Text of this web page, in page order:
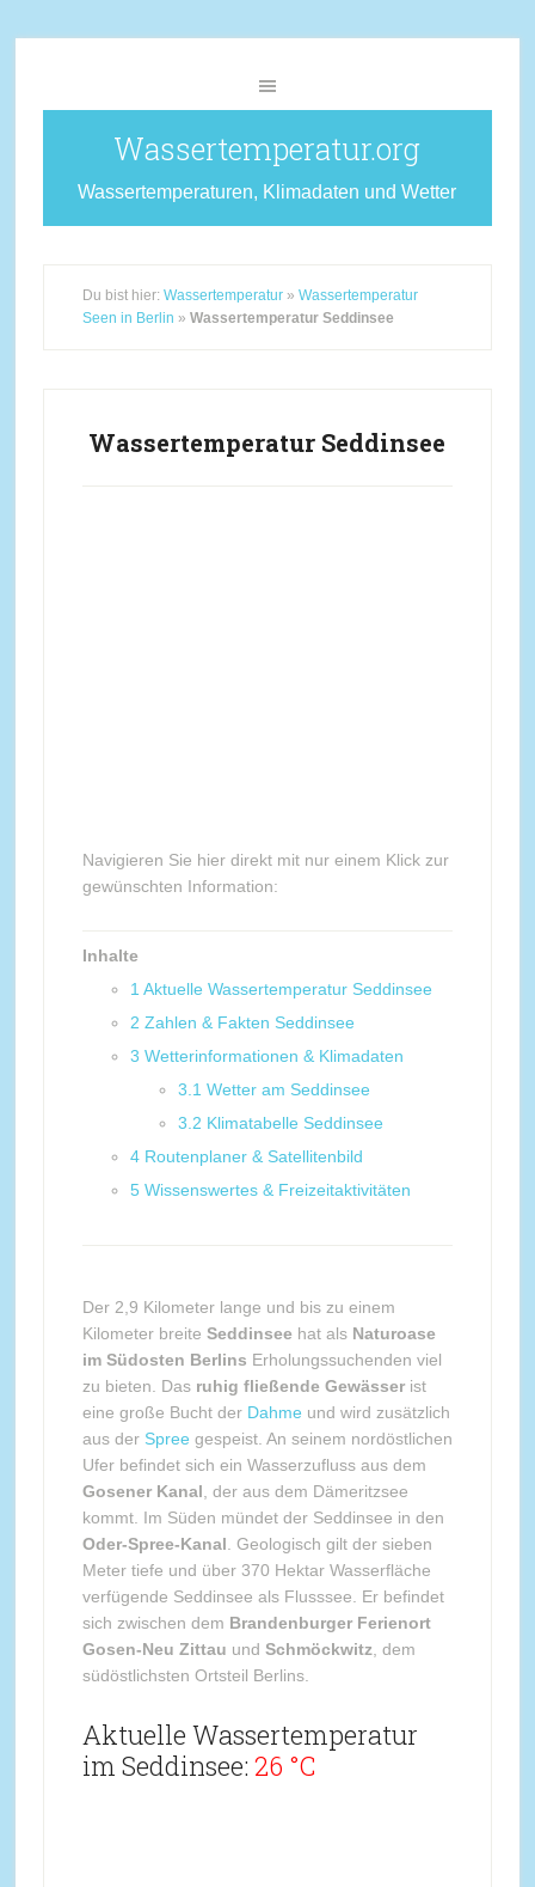
Wassertemperatur.org
Wassertemperaturen, Klimadaten und Wetter
Du bist hier: Wassertemperatur» Wassertemperatur
Seen in Berlin » Wassertemperatur Seddinsee
Wassertemperatur Seddinsee
Navigieren Sie hier direkt mit nur einem Klick zur
gewünschten Information:
Inhalte
1 Aktuelle Wassertemperatur Seddinsee
2 Zahlen & Fakten Seddinsee
3 Wetterinformationen & Klimadaten
3.1 Wetter am Seddinsee
3.2 Klimatabelle Seddinsee
4 Routenplaner & Satellitenbild
5 Wissenswertes & Freizeitaktivitäten
Der 2,9 Kilometer lange und bis zu einem
Kilometer breite Seddinsee hat alsNaturoase
im Südosten Berlins Erholungssuchenden viel
zu bieten. Das ruhig fließende Gewässerist
eine große Bucht der Dahme und wird zusätzlich
aus der Spree gespeist. An seinem nordöstlichen
Ufer befindet sich ein Wasserzufluss aus dem
Gosener Kanal , der aus dem Dämeritzsee
kommt. Im Süden mündet der Seddinsee in den
Oder-Spree-Kanal . Geologisch gilt der sieben
Meter tiefe und über 370 Hektar Wasserfläche
verfügende Seddinsee als Flusssee. Er befindet
sich zwischen dem Brandenburger Ferienort
Gosen-Neu Zittau und Schmöckwitz , dem
südöstlichsten Ortsteil Berlins.
Aktuelle Wassertemperatur
im Seddinsee: 26 °C